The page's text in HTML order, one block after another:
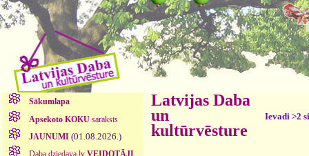
Sākumlapa
Apsekoto KOKUsaraksts
JAUNUMI (01.08.2026.)
Latvijas Daba
un
kultūrvēsture
Ievadi >2